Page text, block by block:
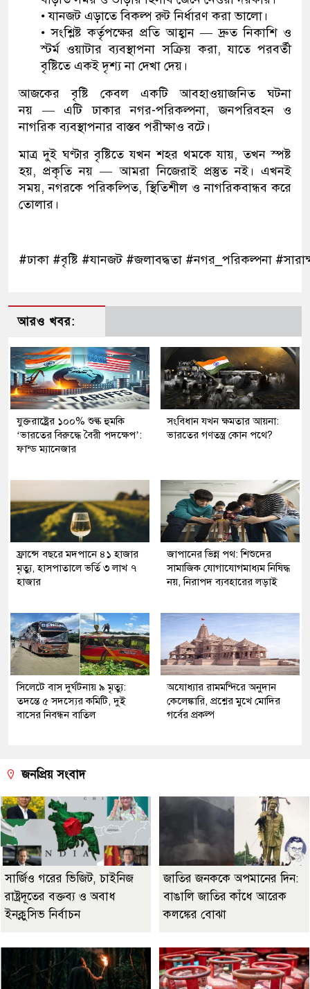
• যানজট এড়াতে বিকল্প রুট নির্ধারণ করা ভালো।
• সংশ্লিষ্ট কর্তৃপক্ষের প্রতি আহ্বান — দ্রুত নিকাশি ও
স্টর্ম ওয়াটার ব্যবস্থাপনা সক্রিয় করা, যাতে পরবর্তী
বৃষ্টিতে একই দৃশ্য না দেখা দেয়।
আজকের বৃষ্টি কেবল একটি আবহাওয়াজনিত ঘটনা
নয় — এটি ঢাকার নগর-পরিকল্পনা, জনপরিবহন ও
নাগরিক ব্যবস্থাপনার বাস্তব পরীক্ষাও বটে।
মাত্র দুই ঘণ্টার বৃষ্টিতে যখন শহর থমকে যায়, তখন স্পষ্ট
হয়, প্রকৃতি নয় — আমরা নিজেরাই প্রস্তুত নই। এখনই
সময়, নগরকে পরিকল্পিত, স্থিতিশীল ও নাগরিকবান্ধব করে
তোলার।
#ঢাকা #বৃষ্টি #যানজট #জলাবদ্ধতা #নগর_পরিকল্পনা
আরও খবর:
যুক্তরাষ্ট্রের ১০০% শুল্ক হুমকি
‘ভারতের বিরুদ্ধে বৈরী পদক্ষেপ’:
ফান্ড ম্যানেজার
সংবিধান যখন ক্ষমতার আয়না:
ভারতের গণতন্ত্র কোন পথে?
ফ্রান্সে বছরে মদপানে ৪১ হাজার
মৃত্যু, হাসপাতালে ভর্তি ৩ লাখ ৭
হাজার
জাপানের ভিন্ন পথ: শিশুদের
সামাজিক যোগাযোগমাধ্যম নিষিদ্ধ
নয়, নিরাপদ ব্যবহারের লড়াই
সিলেটে বাস দুর্ঘটনায় ৯ মৃত্যু:
তদন্তে ৫ সদস্যের কমিটি, দুই
বাসের নিবন্ধন বাতিল
অযোধ্যার রামমন্দিরে অনুদান
কেলেঙ্কারি, প্রশ্নের মুখে মোদির
গর্বের প্রকল্প
জনপ্রিয় সংবাদ
সার্জিও গরের ভিজিট, চাইনিজ
রাষ্ট্রদূতের বক্তব্য ও অবাধ
ইনক্লুসিভ নির্বাচন
জাতির জনককে অপমানের দিন:
বাঙালি জাতির কাঁধে আরেক
কলঙ্কের বোঝা